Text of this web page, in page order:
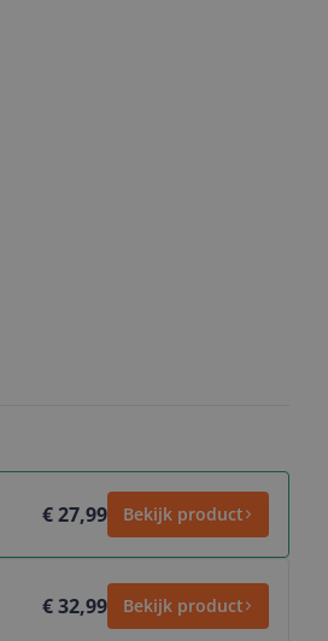
€ 27,99 Bekijk product
€ 32,99 Bekijk product